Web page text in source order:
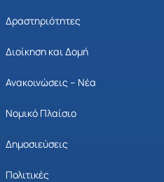
Δραστηριότητες
Διοίκηση και Δομή
Ανακοινώσεις – Νέα
Νομικό Πλαίσιο
Δημοσιεύσεις
Πολιτικές